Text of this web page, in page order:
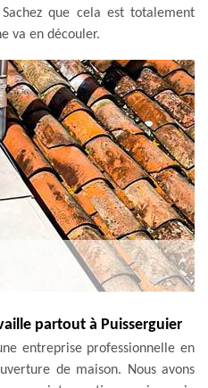
que cela est totalement
va en découler.
partout à Puisserguier
entreprise professionnelle en
de maison. Nous avons